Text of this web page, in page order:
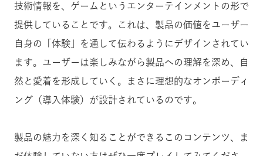
技術情報を、ゲームというエンターテインメントの形で
提供していることです。これは、製品の価値をユーザー
自身の「体験」を通して伝わるようにデザインされてい
ます。ユーザーは楽しみながら製品への理解を深め、自
然と愛着を形成していく。まさに理想的なオンボーディ
ング（導入体験）が設計されているのです。
製品の魅力を深く知ることができるこのコンテンツ、ま